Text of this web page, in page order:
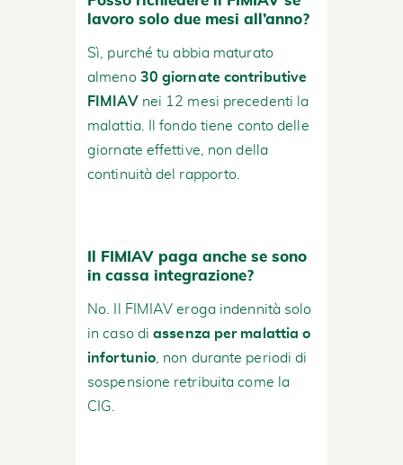
lavoro solo due mesi all’anno?
Sì, purché tu abbia maturato
almeno 30 giornate contributive
FIMIAV nei 12 mesi precedenti la
malattia. Il fondo tiene conto delle
giornate effettive, non della
continuità del rapporto.
Il FIMIAV paga anche se sono
in cassa integrazione?
No. Il FIMIAV eroga indennità solo
in caso diassenza per malattia o
infortunio , non durante periodi di
sospensione retribuita come la
CIG.